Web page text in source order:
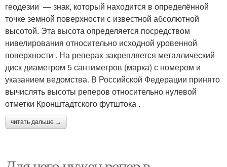
геодезии — знак, который находится в определённой
точке земной поверхности с известной абсолютной
высотой. Эта высота определяется посредством
нивелирования относительно исходной уровенной
поверхности . На реперах закрепляется металлический
диск диаметром 5 сантиметров (марка) с номером и
указанием ведомства. В Российской Федерации принято
вычислять высоты реперов относительно нулевой
отметки Кронштадтского футштока .
читать дальше →